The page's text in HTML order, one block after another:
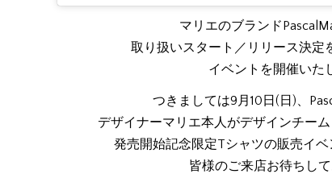
マリエのブランド
取り扱いスタート／リリース決定
イベントを開催いた
つきましては9月10日(日)、
デザイナーマリエ本人がデザインチー
発売開始記念限定Tシャツの販売イベ
皆様のご来店お待ちして